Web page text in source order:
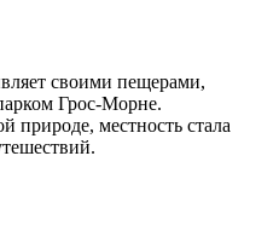
своими пещерами,
Грос-Морне.
природе, местность стала